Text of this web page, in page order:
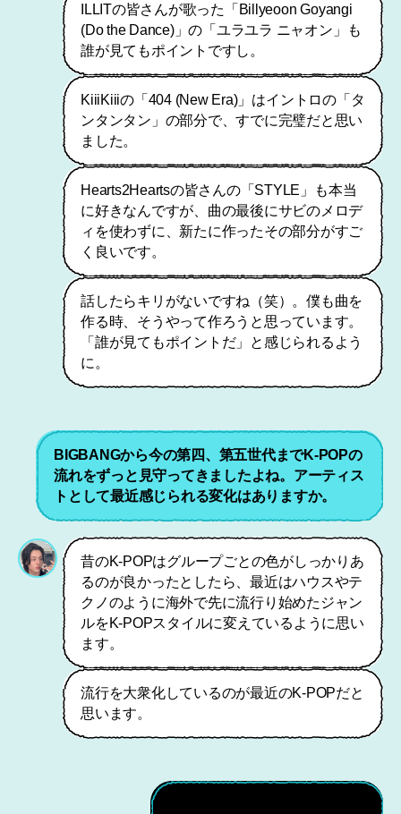
ILLITの皆さんが歌った「Billyeoon Goyangi
(Do the Dance)」の「ユラユラ ニャオン」も
誰が見てもポイントですし。
KiiiKiiiの「404 (New Era)」はイントロの「タ
ンタンタン」の部分で、すでに完璧だと思い
ました。
Hearts2Heartsの皆さんの「STYLE」も本当
に好きなんですが、曲の最後にサビのメロデ
ィを使わずに、新たに作ったその部分がすご
く良いです。
話したらキリがないですね（笑）。僕も曲を
作る時、そうやって作ろうと思っています。
「誰が見てもポイントだ」と感じられるよう
に。
BIGBANGから今の第四、第五世代までK-POPの
流れをずっと見守ってきましたよね。アーティス
トとして最近感じられる変化はありますか。
昔のK-POPはグループごとの色がしっかりあ
るのが良かったとしたら、最近はハウスやテ
クノのように海外で先に流行り始めたジャン
ルをK-POPスタイルに変えているように思い
ます。
流行を大衆化しているのが最近のK-POPだと
思います。